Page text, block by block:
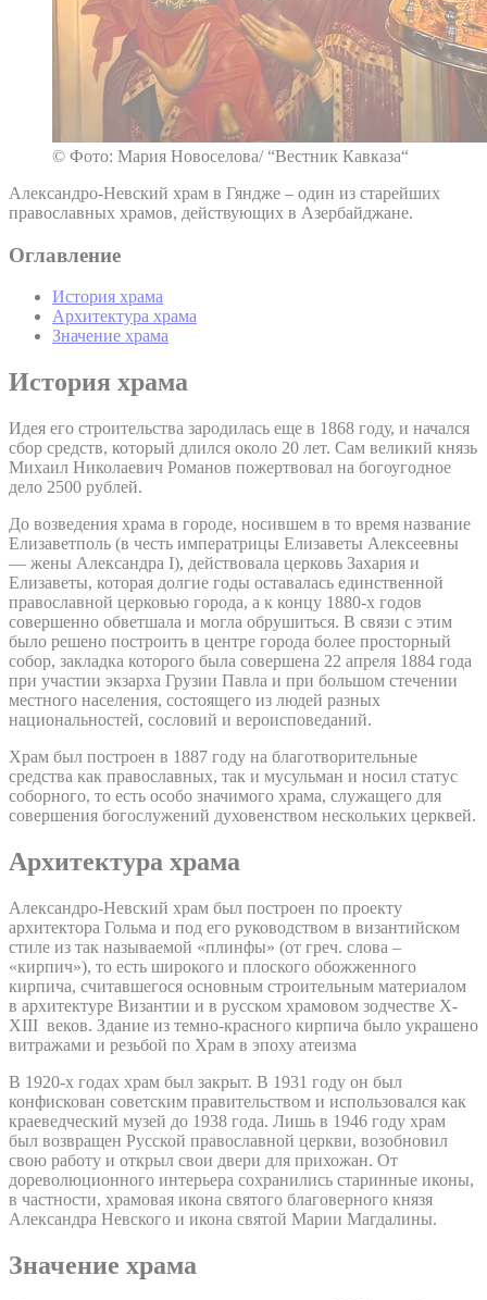
© Фото: Мария Новоселова/ “Вестник Кавказа“
Александро-Невский храм в Гяндже – один из старейших
православных храмов, действующих в Азербайджане.
Оглавление
История храма
Архитектура храма
Значение храма
История храма
Идея его строительства зародилась еще в 1868 году, и начался
сбор средств, который длился около 20 лет. Сам великий князь
Михаил Николаевич Романов пожертвовал на богоугодное
дело 2500 рублей.
До возведения храма в городе, носившем в то время название
Елизаветполь (в честь императрицы Елизаветы Алексеевны
— жены Александра I), действовала церковь Захария и
Елизаветы, которая долгие годы оставалась единственной
православной церковью города, а к концу 1880-х годов
совершенно обветшала и могла обрушиться. В связи с этим
было решено построить в центре города более просторный
собор, закладка которого была совершена 22 апреля 1884 года
при участии экзарха Грузии Павла и при большом стечении
местного населения, состоящего из людей разных
национальностей, сословий и вероисповеданий.
Храм был построен в 1887 году на благотворительные
средства как православных, так и мусульман и носил статус
соборного, то есть особо значимого храма, служащего для
совершения богослужений духовенством нескольких церквей.
Архитектура храма
Александро-Невский храм был построен по проекту
архитектора Гольма и под его руководством в византийском
стиле из так называемой «плинфы» (от греч. слова –
«кирпич»), то есть широкого и плоского обожженного
кирпича, считавшегося основным строительным материалом
в архитектуре Византии и в русском храмовом зодчестве X-
XIII веков. Здание из темно-красного кирпича было украшено
витражами и резьбой по Храм в эпоху атеизма
В 1920-х годах храм был закрыт. В 1931 году он был
конфискован советским правительством и использовался как
краеведческий музей до 1938 года. Лишь в 1946 году храм
был возвращен Русской православной церкви, возобновил
свою работу и открыл свои двери для прихожан. От
дореволюционного интерьера сохранились старинные иконы,
в частности, храмовая икона святого благоверного князя
Александра Невского и икона святой Марии Магдалины.
Значение храма